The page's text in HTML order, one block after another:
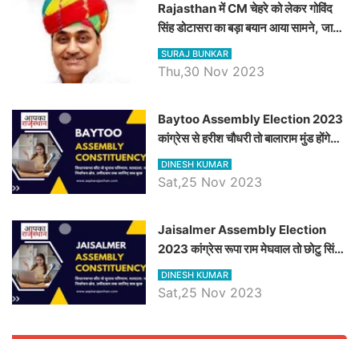
Rajasthan में CM चेहरे को लेकर गोविंद
सिंह डोटासरा का बड़ा बयान आया सामने, जानें
विचार
SURAJ BUNKAR
Thu,30 Nov 2023
Baytoo Assembly Election 2023
कांग्रेस से हरीश चौधरी तो बालाराम मुंड होंगे
भाजपा उम्मीदवार, जानिये बायतू विधानसभा
सीट के ताजा समीकरण
DINESH KUMAR
Sat,25 Nov 2023
​​​​​​​Jaisalmer Assembly Election
2023 कांग्रेस रूपा राम मेघवाल तो छोटु सिंह
भाटी होंगे भाजपा उम्मीदवार, जानिये जैसलमेर
विधानसभा सीट के ताजा समीकरण
DINESH KUMAR
Sat,25 Nov 2023